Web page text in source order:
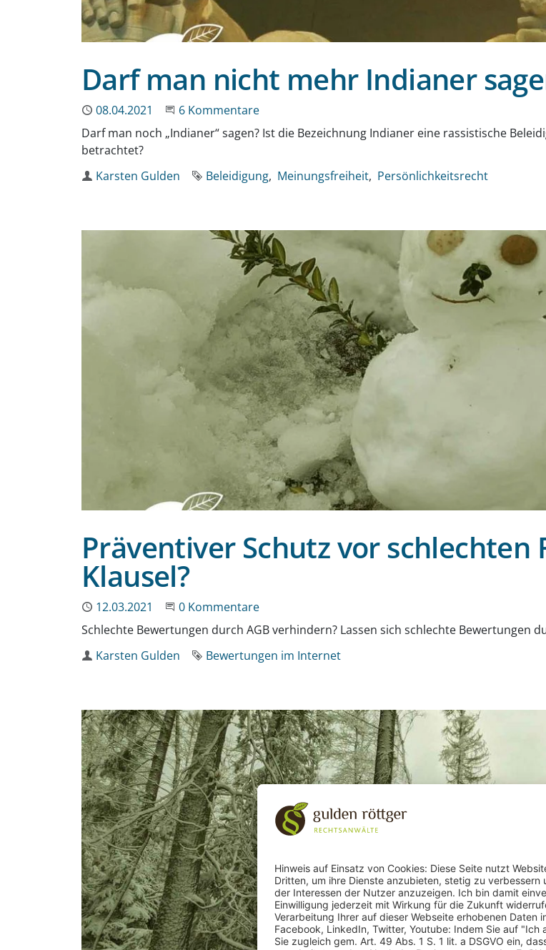
Darf man nicht mehr Indianer
Publiziert
08.04.2021 An der Unterhaltung teilnehmen
6 Kommentare
Darf man noch „Indianer“ sagen? Ist die Bezeichnung Indianer eine rassistische
betrachtet?
Autor
Karsten Gulden Schlagworte
Beleidigung Meinungsfreiheit Persönlichkeitsrecht
Präventiver Schutz vor schlechten
Klausel?
Publiziert
12.03.2021 Beginne eine Unterhaltung
0 Kommentare
Schlechte Bewertungen durch AGB verhindern? Lassen sich schlechte Bewertungen
Autor
Karsten Gulden Schlagwort
Bewertungen im Internet